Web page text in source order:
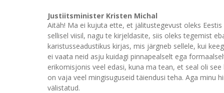
Justiitsminister Kristen Michal
Aitäh! Ma ei kujuta ette, et jälitustegevust oleks
sellisel viisil, nagu te kirjeldasite, siis oleks tegemist
karistusseadustikus kirjas, mis järgneb sellele, kui
ei vaata neid asju kuidagi pinnapealselt ega
erikomisjonis veel edasi, kuna ma tean, et seal oli
on vaja veel mingisuguseid täiendusi teha. Aga minu
välistatud.